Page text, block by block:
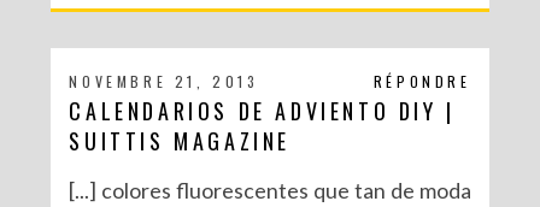
RÉPONDRE
NOVEMBRE 21, 2013
CALENDARIOS DE ADVIENTO DIY |
SUITTIS MAGAZINE
[...] colores fluorescentes que tan de moda